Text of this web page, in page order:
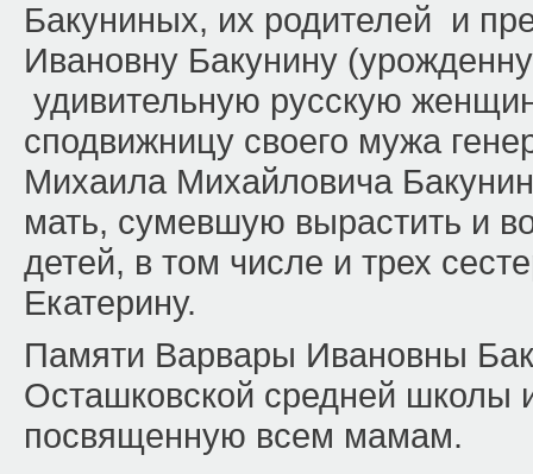
Бакуниных, их родителей и
Ивановну Бакунину
удивительную русскую
сподвижницу своего мужа
Михаила Михайловича
мать, сумевшую вырастить и
детей, в том числе и трех
Екатерину.
Памяти Варвары Ивановны
Осташковской средней школы
посвященную всем мамам.